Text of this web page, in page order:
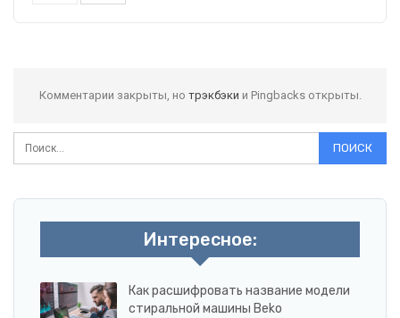
Комментарии закрыты, но трэкбэки и Pingbacks открыты.
Интересное:
Как расшифровать название модели
стиральной машины Beko